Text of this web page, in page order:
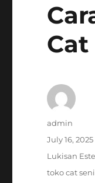
Cat
Author
admin
Posted
July 16, 2025
Categories
Lukisan
Tags
toko cat seni